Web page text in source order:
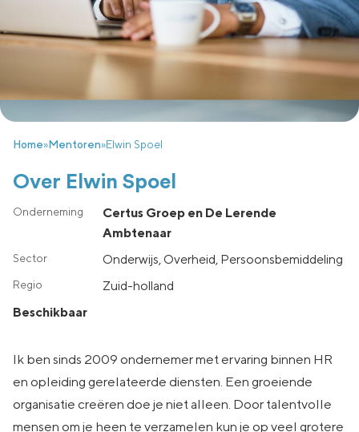
Home»Mentoren»Elwin Spoel
Over Elwin Spoel
Certus Groep en De Lerende
Ambtenaar
Onderwijs, Overheid, Persoonsbemiddeling
zuid-holland
Beschikbaar
Ik ben sinds 2009 ondernemer met ervaring binnen HR
en opleiding gerelateerde diensten. Een groeiende
organisatie creëren doe je niet alleen. Door talentvolle
mensen om je heen te verzamelen kun je op veel grotere